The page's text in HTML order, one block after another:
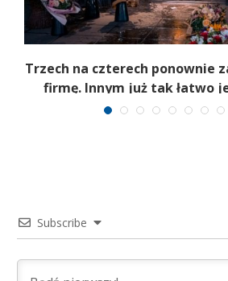
Trzech na czterech ponownie
firmę. Innym już tak łatwo
Subscribe